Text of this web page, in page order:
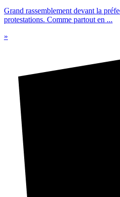
Grand rassemblement devant la
protestations. Comme partout en ...
»